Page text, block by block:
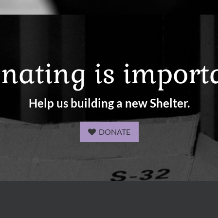
is
Help us building a new Shelter.
DONATE